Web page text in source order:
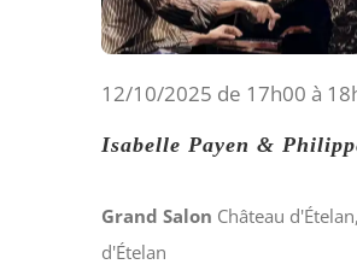
Isabelle Payen &
12/10/2025 de 17h00 à
Grand Salon Château
d'Ételan